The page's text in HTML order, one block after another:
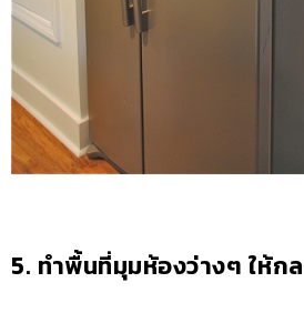
5. ทำพื้นที่มุมห้องว่างๆ ให้ก